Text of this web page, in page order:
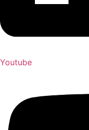
Youtube